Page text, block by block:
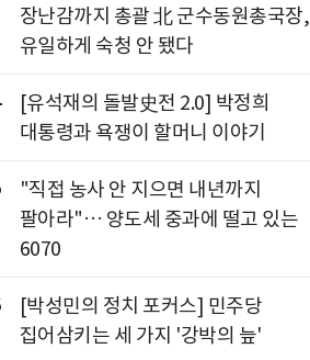
장난감까지 총괄 北 군수동원총국장,
유일하게 숙청 안 됐다
[유석재의 돌발史전 2.0] 박정희
대통령과 욕쟁이 할머니 이야기
"직접 농사 안 지으면 내년까지
팔아라"… 양도세 중과에 떨고 있는
6070
[박성민의 정치 포커스] 민주당
집어삼키는 세 가지 '강박의 늪'